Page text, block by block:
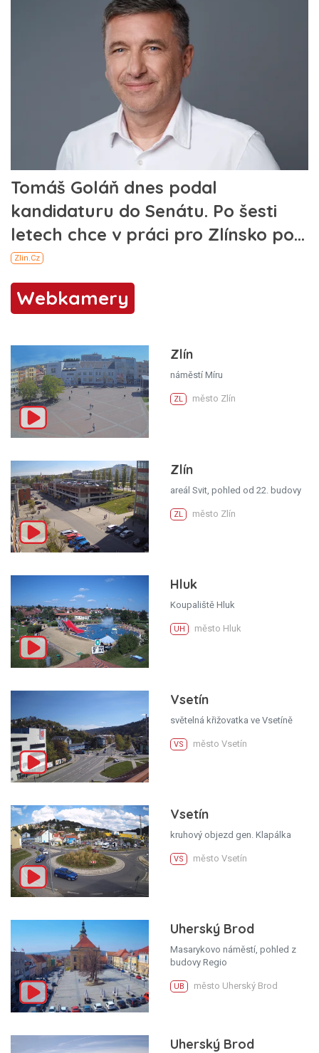
Webkamery
Zlín
náměstí Míru
ZL město Zlín
Zlín
areál Svit, pohled od 22. budovy
ZL město Zlín
Hluk
Koupaliště Hluk
UH město Hluk
Vsetín
světelná křižovatka ve Vsetíně
VS město Vsetín
Vsetín
kruhový objezd gen. Klapálka
VS město Vsetín
Uherský Brod
Masarykovo náměstí, pohled z
budovy Regio
UB město Uherský Brod
Uherský Brod